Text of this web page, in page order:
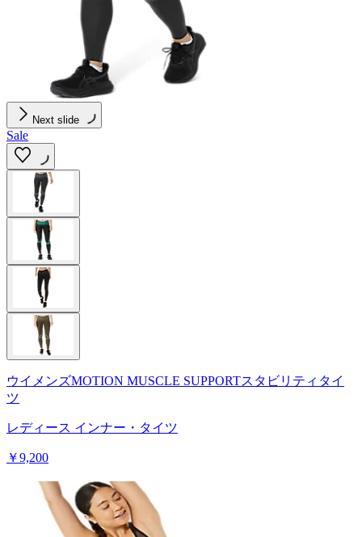
Next slide
Sale
ウイメンズMOTION MUSCLE SUPPORTスタビリティタイ
ツ
レディース インナー・タイツ
￥9,200